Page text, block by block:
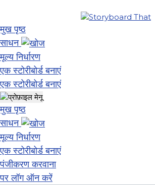
मुख पृष्ठ
साधन
मूल्य निर्धारण
एक स्टोरीबोर्ड बनाएं
एक स्टोरीबोर्ड बनाएं
मुख पृष्ठ
साधन
मूल्य निर्धारण
एक स्टोरीबोर्ड बनाएं
पंजीकरण करवाना
पर लॉग ऑन करें